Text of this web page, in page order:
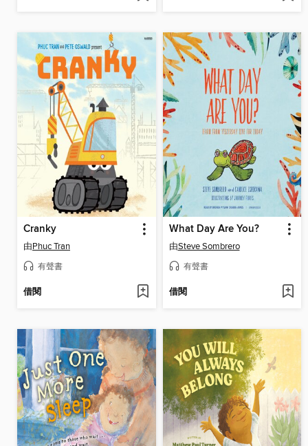
Cranky
由Phuc Tran
有聲書
借閱
What Day Are You?
由Steve Sombrero
有聲書
借閱